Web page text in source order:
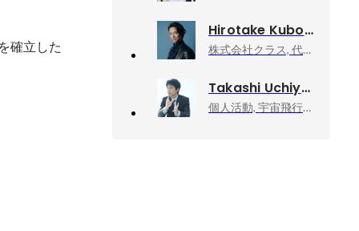
確立した
Hirotake Kubo
株式会社クラス, 代表取締役社長
Takashi Uchiyama
個人活動, 宇宙飛行士挑戦エバンジェリスト